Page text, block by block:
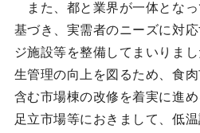
また、都と業界が一体となっ
基づき、実需者のニーズに対
ジ施設等を整備してまいりま
生管理の向上を図るため、食
含む市場棟の改修を着実に進
足立市場等におきまして、低